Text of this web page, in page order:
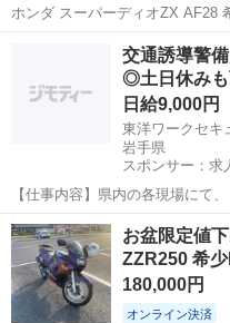
ホンダ スーパーディオZX AF28
鍵・書類あり 初爆確認済み エン
フラー詰まり気味 キャブレター
千徳駅 ホ
交通誘導警
◎土日休み
日給9,000円
東洋ワークセキ
岩手県
スポンサー：求
【仕事内容】県内の各現場にて
誘導 一般車両の誘導 工事車両の
ことは特にありません 土日祝休
能なので 無理なく働けますよ...
アルバイト・パート / 契約社
お盆限定値
ZZR250 希
180,000円
オンライン決済